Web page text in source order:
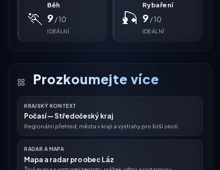
🏃
Běh
9 / 10
IDEÁLNÍ
🎣
Rybaření
9 / 10
IDEÁLNÍ
Prozkoumejte více
KRAJSKÝ KONTEXT
Počasí — Středočeský kraj
Regionální přehled, města v kraji a výstrahy pro širší okolí.
RADAR A MAPA
Mapa a radar pro obec Láz